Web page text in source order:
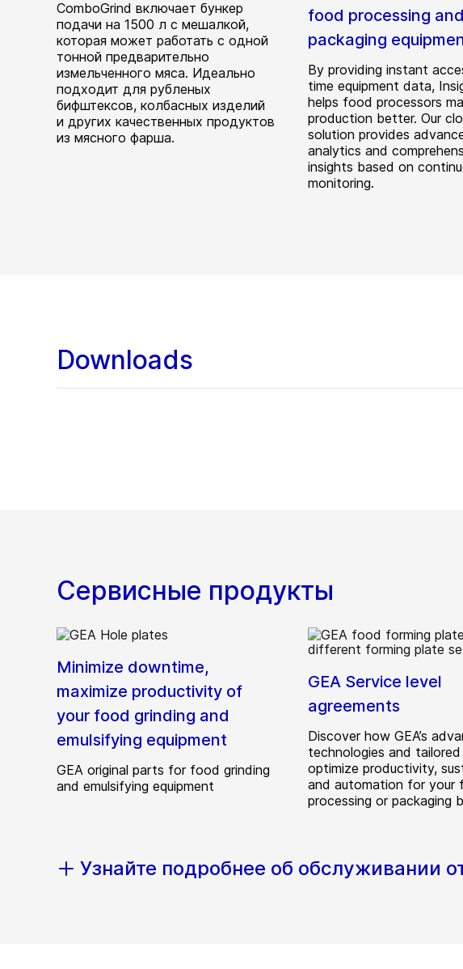
ComboGrind включает бункер
подачи на 1500 л с мешалкой,
которая может работать с одной
тонной предварительно
измельченного мяса. Идеально
подходит для рубленых
бифштексов, колбасных изделий
и других качественных продуктов
из мясного фарша.
food processing and
packaging
By providing instant
time equipment data,
helps food processors
production better. Our
solution provides
analytics and
insights based on
monitoring.
Downloads
Сервисные продукты
Minimize downtime,
maximize productivity of
your food grinding and
emulsifying equipment
GEA original parts for food grinding
and emulsifying equipment
GEA Service level
agreements
Discover how GEA’s
technologies and tailored
optimize productivity,
and automation for your
processing or packaging
Узнайте подробнее об обслуживании